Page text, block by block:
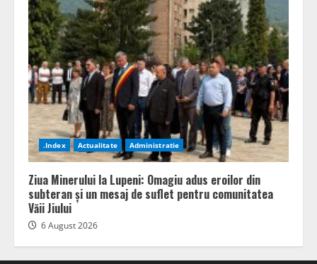
.Index Actualitate Administratie
Ziua Minerului la Lupeni: Omagiu adus eroilor din
subteran și un mesaj de suflet pentru comunitatea
Văii Jiului
6 August 2026